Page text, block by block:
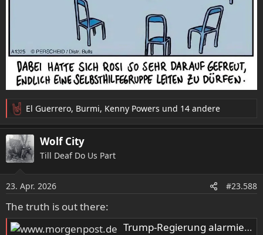
R
e
a
k
t
n
e
n
:
El Guerrero, Burmi, Kenny Powers und 14 andere
Wolf City
Till Deaf Do Us Part
23. Apr. 2026 #23.588
The truth is out there:
Trump-Regierung alarmiert: Mehrere Ufo-Forscher erleiden rätselhaftes Schicksal